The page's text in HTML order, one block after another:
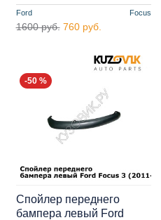
Ford Focus
1600 руб. 760 руб.
-50 %
Спойлер переднего
бампера левый Ford